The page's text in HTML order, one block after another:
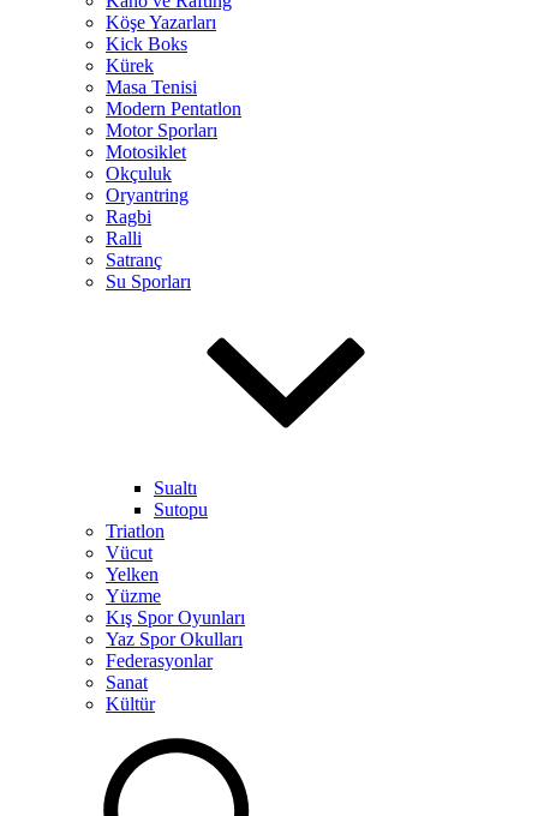
Köşe Yazarları
Kick Boks
Kürek
Masa Tenisi
Modern Pentatlon
Motor Sporları
Motosiklet
Okçuluk
Oryantring
Ragbi
Ralli
Satranç
Su Sporları
Sualtı
Sutopu
Triatlon
Vücut
Yelken
Yüzme
Kış Spor Oyunları
Yaz Spor Okulları
Federasyonlar
Sanat
Kültür